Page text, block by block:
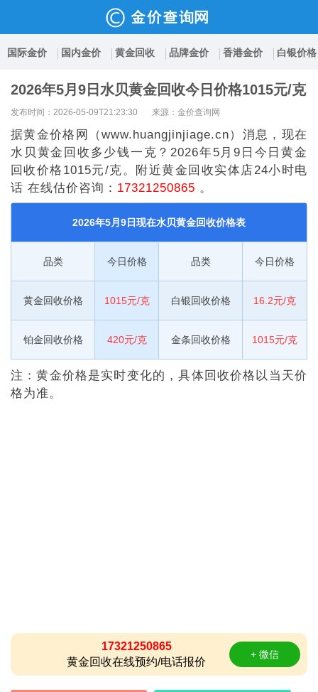
国际金价 国内金价 黄金回收 品牌金价 香港金价 白银价格
2026年5月9日水贝黄金回收今日价格1015元/克
发布时间：2026-05-09T21:23:30 来源：金价查询网
据黄金价格网（www.huangjinjiage.cn）消息，现在
水贝黄金回收多少钱一克？2026年5月9日今日黄金
回收价格1015元/克。附近黄金回收实体店24小时电
话 在线估价咨询： 17321250865 。
2026年5月9日现在水贝黄金回收价格表
品类 今日价格 品类 今日价格
黄金回收价格 1015元/克 白银回收价格 16.2元/克
铂金回收价格 420元/克 金条回收价格 1015元/克
注：黄金价格是实时变化的，具体回收价格以当天价
格为准。
17321250865
黄金回收在线预约/电话报价
+ 微信